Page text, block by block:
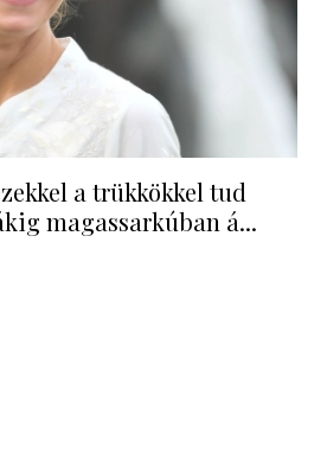
a trükkökkel tud
magassarkúban á...